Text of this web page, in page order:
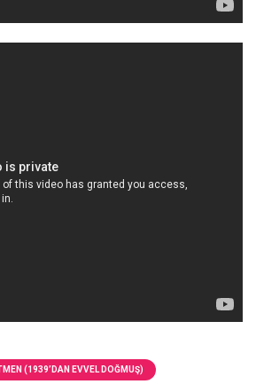
(1939’DAN EVVEL DOĞMUŞ)